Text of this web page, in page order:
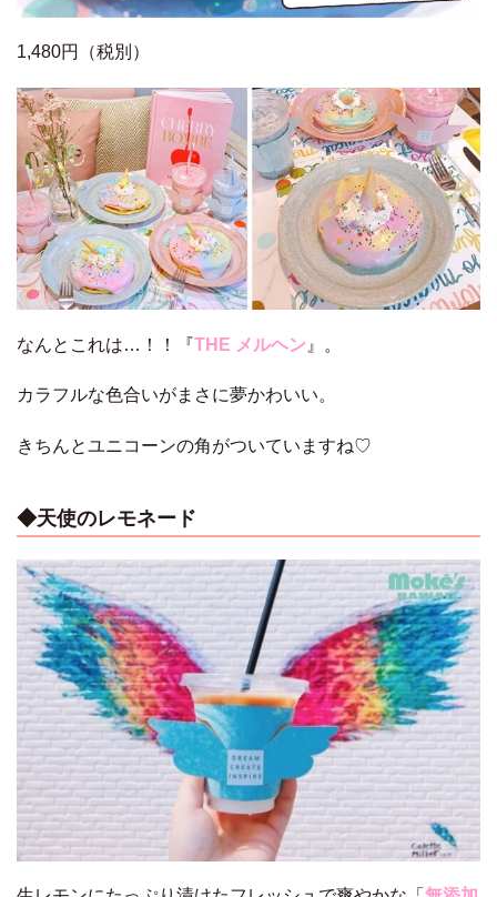
1,480円（税別）
なんとこれは…！！『THE メルヘン 』。
カラフルな色合いがまさに夢かわいい。
きちんとユニコーンの角がついていますね♡
◆天使のレモネード